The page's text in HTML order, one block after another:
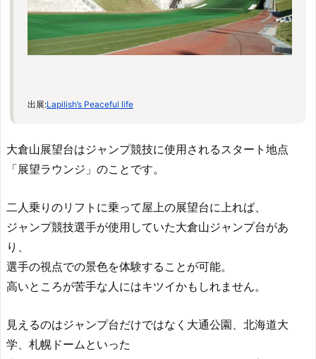
出展:Lapilish’s Peaceful life
大倉山展望台はジャンプ競技に使用されるスタート地点
「展望ラウンジ」のことです。
二人乗りのリフトに乗って屋上の展望台に上れば、
ジャンプ競技選手が使用していた大倉山ジャンプ台があ
り、
選手の視点での景色を体験することが可能。
高いところが苦手な人にはキツイかもしれません。
見えるのはジャンプ台だけではなく大通公園、北海道大
学、札幌ドームといった